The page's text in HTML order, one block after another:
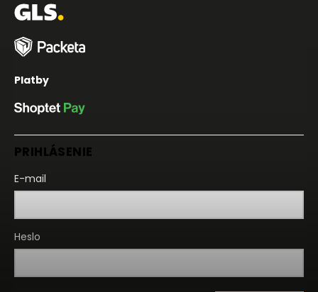
Platby
PRIHLÁSENIE
E-mail
Heslo